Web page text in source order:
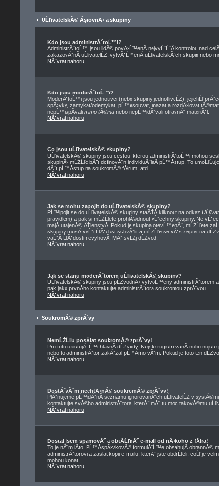
UĹľivatelskĂ© ĂşrovnÄ› a skupiny
Kdo jsou administrĂˇtoĹ™i?
AdministrĂˇtoĹ™i jsou lidĂ© povÄ›Ĺ™enĂ­ nejvyĹˇĹˇĂ­ kontrolou nad
zakazovĂˇnĂ­ uĹľivatelĹŻ, vytvĂˇĹ™enĂ­ uĹľivatelskĂ˝ch skupin nebo
NĂˇvrat nahoru
Kdo jsou moderĂˇtoĹ™i?
ModerĂˇtoĹ™i jsou jednotlivci (nebo skupiny jednotlivcĹŻ), jejichĹľ
spÄ›vky, zamykat/odemykat, pĹ™esouvat, mazat a rozdÄ›lovat
nepĹ™ispĂ­vali mimo tĂ©ma nebo nepĹ™idĂˇvali otravnĂ˝ materiĂˇl.
NĂˇvrat nahoru
Co jsou uĹľivatelskĂ© skupiny?
UĹľivatelskĂ© skupiny jsou cestou, kterou administrĂˇtoĹ™i mohou
skupinÄ› mĹŻĹľe bĂ˝t definovĂˇn individuĂˇlnĂ­ pĹ™Ă­stup. To
dĂˇt pĹ™Ă­stup na soukromĂ© fĂłrum, atd.
NĂˇvrat nahoru
Jak se mohu zapojit do uĹľivatelskĂ© skupiny?
PĹ™ipojit se do uĹľivatelskĂ© skupiny staÄŤĂ­ kliknout na odkaz
pravidlem) a pak si mĹŻĹľete prohlĂ©dnout vĹˇechny skupiny. Ne
majĂ­ utajenĂ© ÄŤlenstvĂ­. Pokud je skupina otevĹ™enĂˇ, mĹŻĹľete
skupiny musĂ­ vaĹˇi ĹľĂˇdost schvĂˇlit a mĹŻĹľe se vĂˇs zeptat na
vaĹˇĂ­ ĹľĂˇdosti nevyhovĂ­. MĂˇ svĹŻj dĹŻvod.
NĂˇvrat nahoru
Jak se stanu moderĂˇtorem uĹľivatelskĂ© skupiny?
UĹľivatelskĂ© skupiny jsou pĹŻvodnÄ› vytvoĹ™eny administrĂˇtorem
pak jako prvnĂ­ho kontaktujte administrĂˇtora soukromou zprĂˇvou.
NĂˇvrat nahoru
SoukromĂ© zprĂˇvy
NemĹŻĹľu posĂ­lat soukromĂ© zprĂˇvy!
Pro toto existujĂ­ tĹ™i hlavnĂ­ dĹŻvody. Nejste registrovanĂ­ nebo nejste
nebo to administrĂˇtor zakĂˇzal pĹ™Ă­mo vĂˇm. Pokud je toto ten
NĂˇvrat nahoru
DostĂˇvĂˇm nechtÄ›nĂ© soukromĂ© zprĂˇvy!
PlĂˇnujeme pĹ™idĂˇnĂ­ seznamu ignorovanĂ˝ch uĹľivatelĹŻ v
kontaktujte svĂ©ho administrĂˇtora, kterĂ˝ mĂˇ tu moc takovĂ©mu
NĂˇvrat nahoru
Dostal jsem spamovĂ˝ a obtĂ­ĹľnĂ˝ e-mail od nÄ›koho z fĂłra!
To je nĂˇm lĂ­to. PĹ™Ă­spÄ›vkovĂ© formulĂˇĹ™e obsahujĂ­ obrannĂ©
administrĂˇtorovi a zaslat kopii e-mailu, kterĂ˝ jste obdrĹľeli, coĹľ je
mohou konat.
NĂˇvrat nahoru